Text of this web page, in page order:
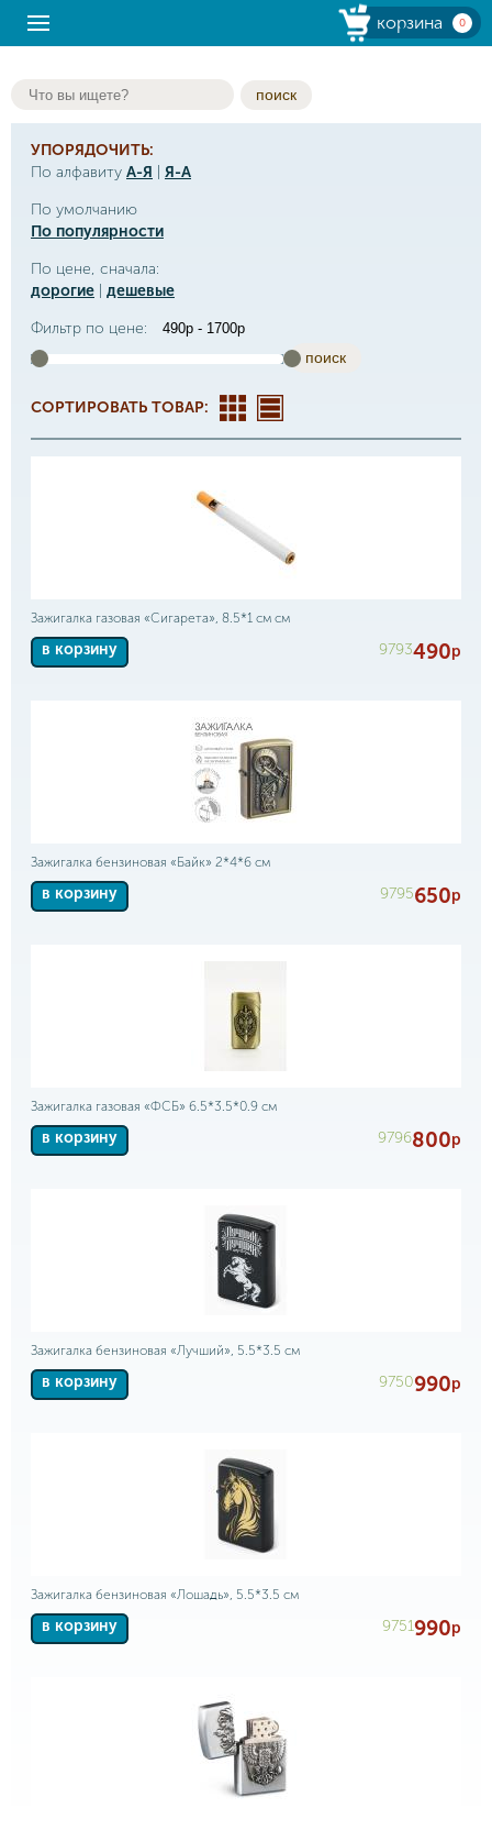
корзина 0
поиск
УПОРЯДОЧИТЬ:
По алфавиту А-Я
Я-А
По умолчанию
По популярности
По цене, сначала:
дорогие
дешевые
Фильтр по цене:
поиск
СОРТИРОВАТЬ ТОВАР:
Зажигалка газовая «Сигарета», 8.5*1 см см
в корзину 9793490р
Зажигалка бензиновая «Байк» 2*4*6 см
в корзину 9795650р
Зажигалка газовая «ФСБ» 6.5*3.5*0.9 см
в корзину 9796800р
Зажигалка бензиновая «Лучший», 5.5*3.5 см
в корзину 9750990р
Зажигалка бензиновая «Лошадь», 5.5*3.5 см
в корзину 9751990р